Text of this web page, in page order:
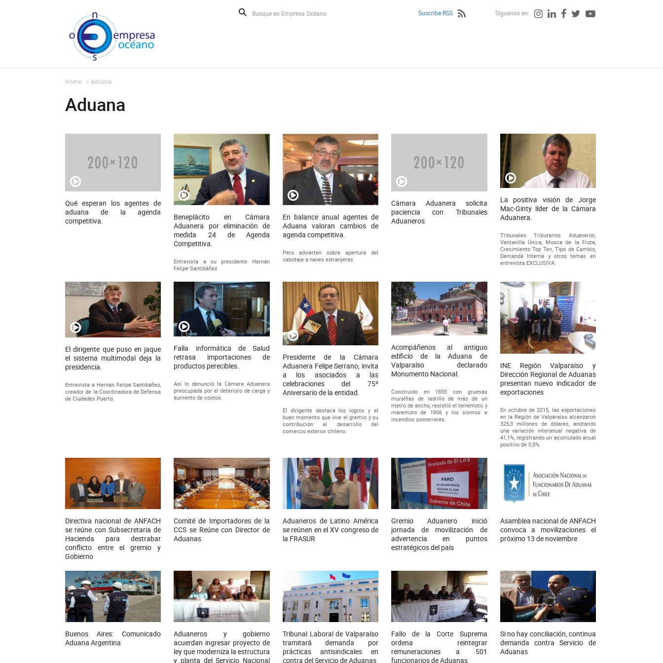
Suscribe RSS Siguenos en:
Home Aduana
Aduana
Qué esperan los agentes de
aduana de la agenda
competitiva.
Beneplácito en Cámara
Aduanera por eliminación de
medida 24 de Agenda
Competitiva.
Entrevista a su presidente Hernán
Felipe Santibáñez
En balance anual agentes de
Aduana valoran cambios de
agenda competitiva.
Pero advierten sobre apertura del
cabotaje a naves extranjeras
Cámara Aduanera solicita
paciencia con Tribunales
Aduaneros
La positiva visión de Jorge
Mac-Ginty líder de la Cámara
Aduanera.
Tribunales Tributarios Aduaneros,
Ventanilla Única, Mosca de la Fruta,
Crecimiento Top Ten, Tipo de Cambio,
Demanda Interna y otros temas en
entrevista EXCLUSIVA.
El dirigente que puso en jaque
el sistema multimodal deja la
presidencia.
Entrevista a Hernán Felipe Santibáñez,
creador de la Coordinadora de Defensa
de Ciudades Puerto.
Falla informática de Salud
retrasa importaciones de
productos perecibles.
Así lo denunció la Cámara Aduanera
preocupada por el deterioro de carga y
aumento de costos.
Presidente de la Cámara
Aduanera Felipe Serrano, invita
a los asociados a las
celebraciones del 75º
Aniversario de la entidad.
El dirigente destaca los logros y el
buen momento que vive el gremio y su
contribución al desarrollo del
comercio exterior chileno.
Acompáñenos al antiguo
edificio de la Aduana de
Valparaíso declarado
Monumento Nacional.
Construido en 1855 con gruesas
muralllas de ladrillo de más de un
metro de ancho, resistió el terremoto y
maremoto de 1906 y los sismos e
incendios posteriores.
INE Región Valparaíso y
Dirección Regional de Aduanas
presentan nuevo indicador de
exportaciones
En octubre de 2015, las exportaciones
en la Región de Valparaíso alcanzaron
325,3 millones de dólares, anotando
una variación interanual negativa de
41,1%, registrando un acumulado anual
positivo de 0,5%.
Directiva nacional de ANFACH
se reúne con Subsecretaria de
Hacienda para destrabar
conflicto entre el gremio y
Gobierno
Comité de Importadores de la
CCS se Reúne con Director de
Aduanas
Aduaneros de Latino América
se reúnen en el XV congreso de
la FRASUR
Gremio Aduanero inició
jornada de movilización de
advertencia en puntos
estratégicos del país
Asamblea nacional de ANFACH
convoca a movilizaciones el
próximo 13 de noviembre
Buenos Aires: Comunicado
Aduana Argentina
Aduaneros y gobierno
acuerdan ingresar proyecto de
ley que moderniza la estructura
y planta del Servicio Nacional
Tribunal Laboral de Valparaíso
tramitará demanda por
prácticas antisindicales en
contra del Servicio de Aduanas
Fallo de la Corte Suprema
ordena reintegrar
remuneraciones a 501
funcionarios de Aduanas
Si no hay conciliación, continua
demanda contra Servicio de
Aduanas